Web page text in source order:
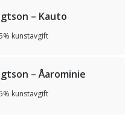
– Kauto
kunstavgift
– Åarominie
kunstavgift